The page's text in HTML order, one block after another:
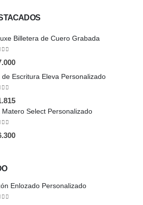
Billetera de Cuero Grabada
de Escritura Eleva Personalizado
Matero Select Personalizado
Enlozado Personalizado